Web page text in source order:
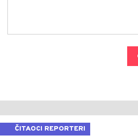
ČITAOCI REPORTERI